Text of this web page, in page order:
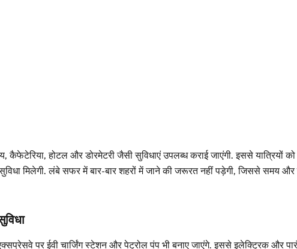
कैफेटेरिया, होटल और डोरमेटरी जैसी सुविधाएं उपलब्ध कराई जाएंगी. इससे यात्रियों को
मिलेगी. लंबे सफर में बार-बार शहरों में जाने की जरूरत नहीं पड़ेगी, जिससे समय और
पर ईवी चार्जिंग स्टेशन और पेट्रोल पंप भी बनाए जाएंगे. इससे इलेक्ट्रिक और